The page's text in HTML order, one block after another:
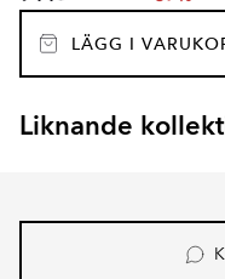
LÄGG I
Liknande
ALCA